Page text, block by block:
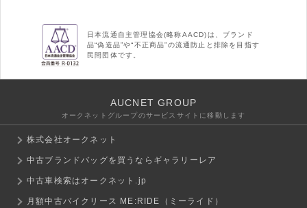
日本流通自主管理協会(略称AACD)は、ブランド
品“偽造品”や“不正商品”の流通防止と排除を目指す
民間団体です。
AUCNET GROUP
オークネットグループのサービスサイトに移動します
株式会社オークネット
中古ブランドバッグを買うならギャラリーレア
中古車検索はオークネット.jp
月額中古バイクリース ME:RIDE（ミーライド）